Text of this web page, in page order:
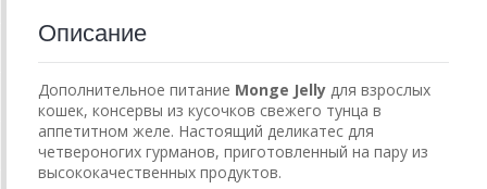
Описание
Дополнительное питание Monge Jelly для взрослых
кошек, консервы из кусочков свежего тунца в
аппетитном желе. Настоящий деликатес для
четвероногих гурманов, приготовленный на пару из
высококачественных продуктов.